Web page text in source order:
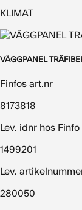
KLIMAT
VÄGGPANEL
Finfos art.nr
8173818
Lev. idnr hos Finfo
1499201
Lev.
280050